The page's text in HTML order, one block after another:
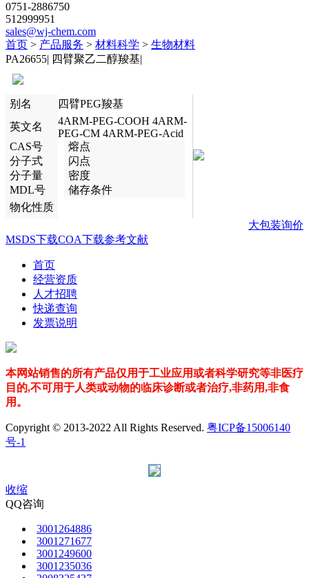
0751-2886750
512999951
sales@wj-chem.com
首页 > 产品服务 > 材料科学 > 生物材料
PA26655| 四臂聚乙二醇羧基|
别名
四臂PEG羧基
英文名
4ARM-PEG-COOH 4ARM-
PEG-CM 4ARM-PEG-Acid
CAS号
熔点
分子式
闪点
分子量
密度
MDL号
储存条件
物化性质
大包装询价
MSDS下载COA下载参考文献
首页
经营资质
人才招聘
快递查询
发票说明
本网站销售的所有产品仅用于工业应用或者科学研究等非医疗
目的,不可用于人类或动物的临床诊断或者治疗,非药用,非食
用。
Copyright © 2013-2022 All Rights Reserved. 粤ICP备15006140
号-1
收缩
QQ咨询
3001264886
3001271677
3001249600
3001235036